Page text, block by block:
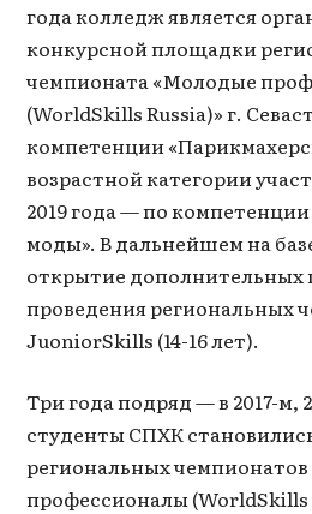
года колледж является
конкурсной площадки
чемпионата «Молодые
(WorldSkills Russia)» г.
компетенции
возрастной категории
2019 года — по
моды». В дальнейшем на
открытие
проведения региональных
JuoniorSkills (14-16 лет).
Три года подряд — в 2017-м,
студенты СПХК
региональных
профессионалы (WorldSkills